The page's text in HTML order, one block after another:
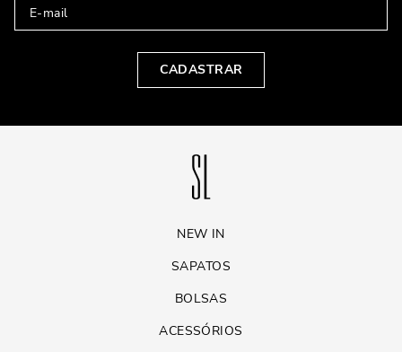
CADASTRAR
NEW IN
SAPATOS
BOLSAS
ACESSÓRIOS